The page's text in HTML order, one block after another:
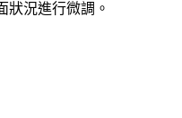
狀況進行微調。